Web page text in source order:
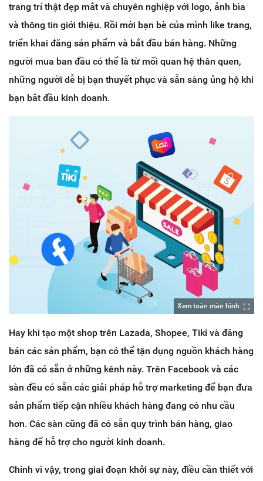
trang trí thật đẹp mắt và chuyên nghiệp với logo, ảnh bìa
và thông tin giới thiệu. Rồi mời bạn bè của mình like trang,
triển khai đăng sản phẩm và bắt đầu bán hàng. Những
người mua ban đầu có thể là từ mối quan hệ thân quen,
những người dễ bị bạn thuyết phục và sẵn sàng ủng hộ khi
bạn bắt đầu kinh doanh.
Xem toàn màn hình
Hay khi tạo một shop trên Lazada, Shopee, Tiki và đăng
bán các sản phẩm, bạn có thể tận dụng nguồn khách hàng
lớn đã có sẵn ở những kênh này. Trên Facebook và các
sàn đều có sẵn các giải pháp hỗ trợ marketing để bạn đưa
sản phẩm tiếp cận nhiều khách hàng đang có nhu cầu
hơn. Các sàn cũng đã có sẵn quy trình bán hàng, giao
hàng để hỗ trợ cho người kinh doanh.
Chính vì vậy, trong giai đoạn khởi sự này, điều cần thiết với